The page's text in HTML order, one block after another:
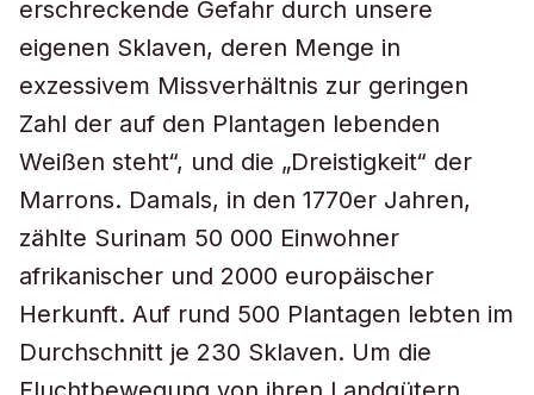
erschreckende Gefahr durch unsere
eigenen Sklaven, deren Menge in
exzessivem Missverhältnis zur geringen
Zahl der auf den Plantagen lebenden
Weißen steht“, und die „Dreistigkeit“ der
Marrons. Damals, in den 1770er Jahren,
zählte Surinam 50 000 Einwohner
afrikanischer und 2000 europäischer
Herkunft. Auf rund 500 Plantagen lebten im
Durchschnitt je 230 Sklaven. Um die